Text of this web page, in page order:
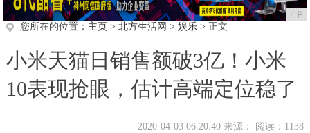
广告
您所在的位置： 主页 > 北方生活网 > 娱乐> 正文
小米天猫日销售额破3亿！小米
10表现抢眼，估计高端定位稳了
2020-04-03 06:20:40 来源： 阅读：1138